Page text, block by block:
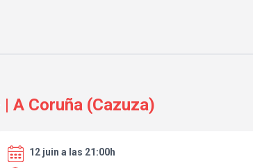
A Coruña (Cazuza)
12 juin a las 21:00h